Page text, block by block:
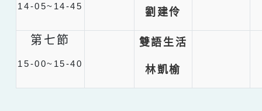
14-05~14-45
劉建伶
第七節
15-00~15-40
雙語生活
林凱榆